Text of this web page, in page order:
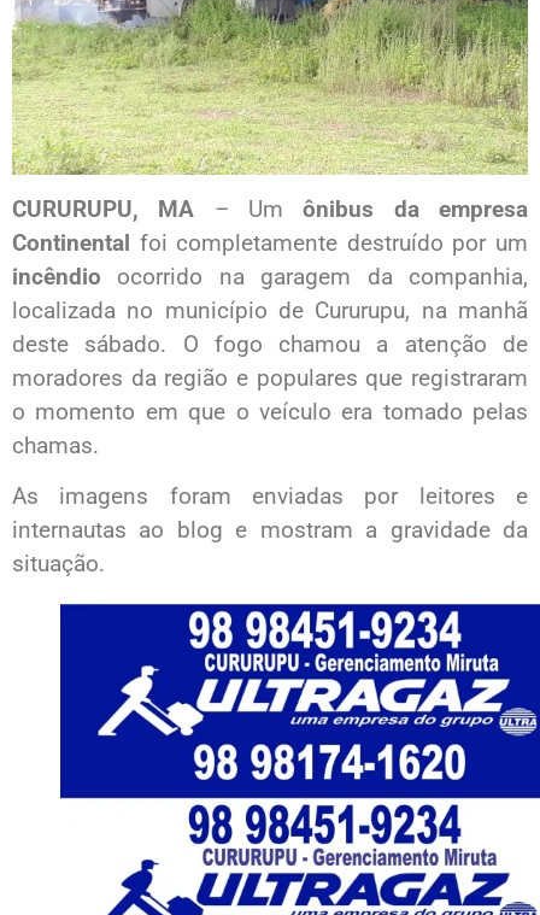
CURURUPU, MA – Umônibus da empresa
Continental foi completamente destruído por um
incêndio ocorrido na garagem da companhia,
localizada no município de Cururupu, na manhã
deste sábado. O fogo chamou a atenção de
moradores da região e populares que registraram
o momento em que o veículo era tomado pelas
chamas.
As imagens foram enviadas por leitores e
internautas ao blog e mostram a gravidade da
situação.